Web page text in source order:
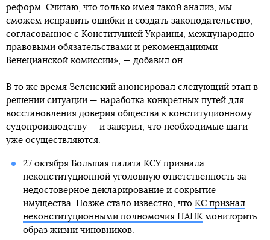
реформ. Считаю, что только имея такой анализ, мы
сможем исправить ошибки и создать законодательство,
согласованное с Конституцией Украины, международно-
правовыми обязательствами и рекомендациями
Венецианской комиссии», — добавил он.
В то же время Зеленский анонсировал следующий этап в
решении ситуации — наработка конкретных путей для
восстановления доверия общества к конституционному
судопроизводству — и заверил, что необходимые шаги
уже осуществляются.
27 октября Большая палата КСУ признала
неконституционной уголовную ответственность за
недостоверное декларирование и сокрытие
имущества. Позже стало известно, что КС признал
неконституционными полномочия НАПКмониторить
образ жизни чиновников.